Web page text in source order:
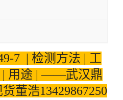
7 | 检测方法 | 工
| 用途 | ——武汉鼎
董浩13429867250